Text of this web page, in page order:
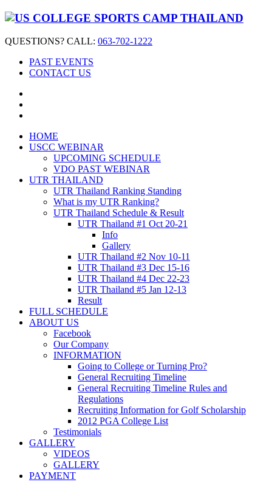
QUESTIONS? CALL: 063-702-1222
PAST EVENTS
CONTACT US
HOME
USCC WEBINAR
UPCOMING SCHEDULE
VDO PAST WEBINAR
UTR THAILAND
UTR Thailand Ranking Standing
What is my UTR Ranking?
UTR Thailand Schedule & Result
UTR Thailand #1 Oct 20-21
Info
Gallery
UTR Thailand #2 Nov 10-11
UTR Thailand #3 Dec 15-16
UTR Thailand #4 Dec 22-23
UTR Thailand #5 Jan 12-13
Result
FULL SCHEDULE
ABOUT US
Facebook
Our Company
INFORMATION
Going to College or Turning Pro?
General Recruiting Timeline
General Recruiting Timeline Rules and
Regulations
Recruiting Information for Golf Scholarship
2012 PGA College List
Testimonials
GALLERY
VIDEOS
GALLERY
PAYMENT